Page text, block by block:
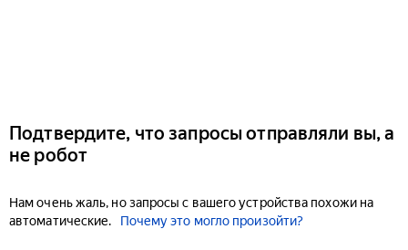
Подтвердите, что запросы отправляли вы, а
не робот
Нам очень жаль, но запросы с вашего устройства похожи на
автоматические.
Почему это могло произойти?